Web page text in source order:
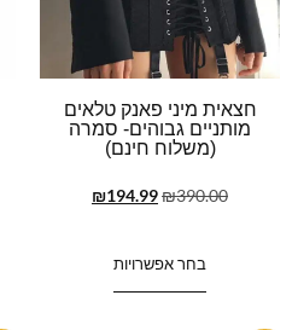
חצאית מיני פאנק טלאים
מותניים גבוהים- סמרה
(משלוח חינם)
₪390.00
₪194.99
בחר אפשרויות